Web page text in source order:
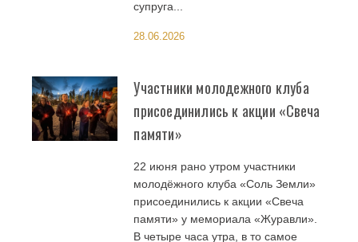
супруга...
28.06.2026
Участники молодежного клуба
присоединились к акции «Свеча
памяти»
22 июня рано утром участники
молодёжного клуба «Соль Земли»
присоединились к акции «Свеча
памяти» у мемориала «Журавли».
В четыре часа утра, в то самое